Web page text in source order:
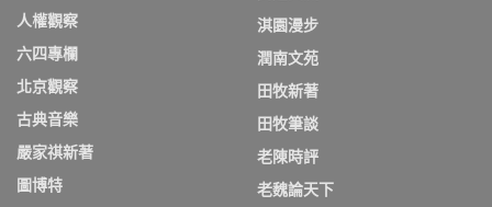
人權觀察
六四專欄
北京觀察
古典音樂
嚴家祺新著
圖博特
淇園漫步
潤南文苑
田牧新著
田牧筆談
老陳時評
老魏論天下